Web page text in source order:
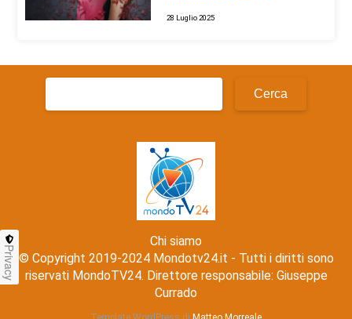
28 Luglio 2025
Ricerca
Chi siamo
© Copyright 2019-2024 Mondotv24.it - Tutti i diritti sono
riservati MondoTV24. Direttore responsabile: Giuseppe
Currado
Privacy